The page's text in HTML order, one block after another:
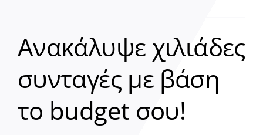
Ανακάλυψε χιλιάδες
συνταγές με βάση
το budget σου!